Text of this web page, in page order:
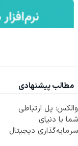
مطالب پیشنهادی
والکس: پل ارتباطی
شما با دنیای
سرمایه‌گذاری دیجیتال